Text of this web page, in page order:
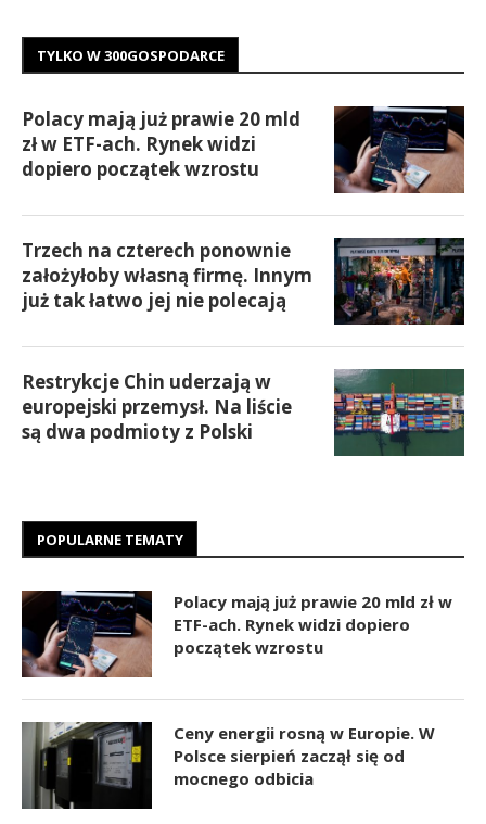
TYLKO W 300GOSPODARCE
Polacy mają już prawie 20 mld
zł w ETF-ach. Rynek widzi
dopiero początek wzrostu
Trzech na czterech ponownie
założyłoby własną firmę. Innym
już tak łatwo jej nie polecają
Restrykcje Chin uderzają w
europejski przemysł. Na liście
są dwa podmioty z Polski
POPULARNE TEMATY
Polacy mają już prawie 20 mld zł w
ETF-ach. Rynek widzi dopiero
początek wzrostu
Ceny energii rosną w Europie. W
Polsce sierpień zaczął się od
mocnego odbicia